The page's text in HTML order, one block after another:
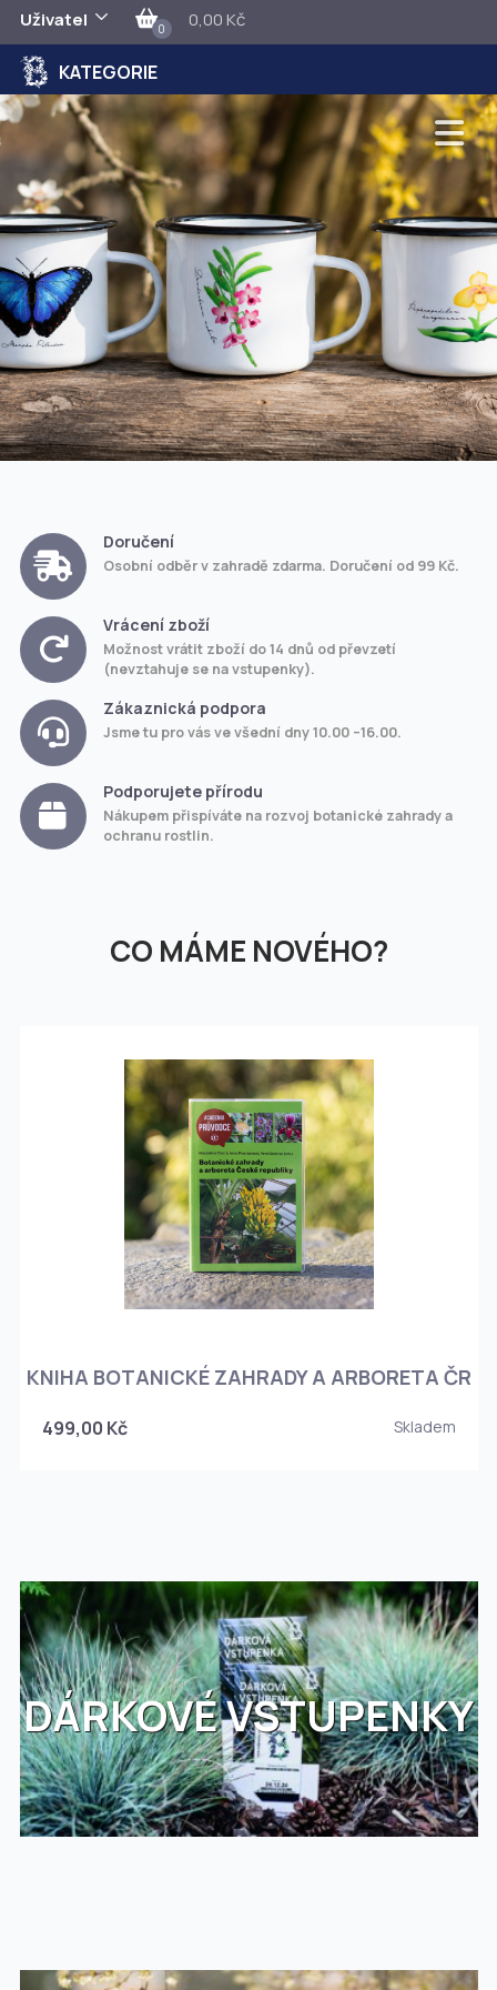
Uživatel 0 0,00 Kč
KATEGORIE
Doručení
Osobní odběr v zahradě zdarma. Doručení od 99 Kč.
Vrácení zboží
Možnost vrátit zboží do 14 dnů od převzetí
(nevztahuje se na vstupenky).
Zákaznická podpora
Jsme tu pro vás ve všední dny 10.00 –16.00.
Podporujete přírodu
Nákupem přispíváte na rozvoj botanické zahrady a
ochranu rostlin.
CO MÁME NOVÉHO?
KNIHA BOTANICKÉ ZAHRADY A ARBORETA ČR
499,00 Kč Skladem
DÁRKOVÉ VSTUPENKY